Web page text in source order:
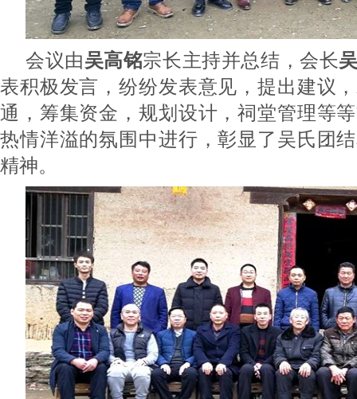
会议由吴高铭宗长主持并总结，会长
表积极发言，纷纷发表意见，提出建议
通，筹集资金，规划设计，祠堂管理等
热情洋溢的氛围中进行，彰显了吴氏团
精神。